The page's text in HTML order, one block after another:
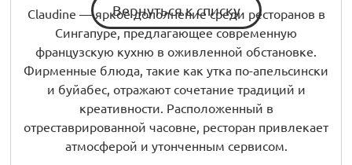
Вернуться к списку
Claudine — яркое дополнение среди ресторанов в
Сингапуре, предлагающее современную
французскую кухню в оживленной обстановке.
Фирменные блюда, такие как утка по-апельсински
и буйабес, отражают сочетание традиций и
креативности. Расположенный в
отреставрированной часовне, ресторан привлекает
атмосферой и утонченным сервисом.